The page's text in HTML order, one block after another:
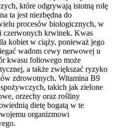
które odgrywają istotną rolę
ta jest niezbędna do
procesów biologicznych, w
czerwonych krwinek. Kwas
kobiet w ciąży, ponieważ jego
wadom cewy nerwowej u
kwasu foliowego może
a także zwiększać ryzyko
zdrowotnych. Witamina B9
takich jak zielone
orzechy oraz rośliny
dietę bogatą w te
organizmowi